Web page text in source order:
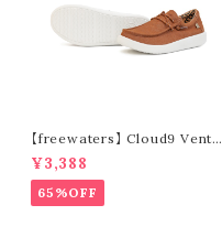
【freewaters】 Cloud9 Ventu
re - Lace Up (brown)
¥3,388
65%OFF